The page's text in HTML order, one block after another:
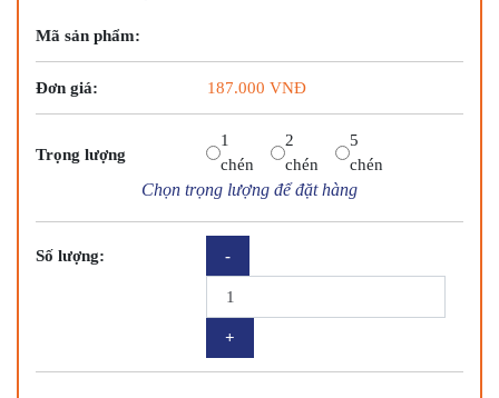
Mã sản phẩm:
Đơn giá: 187.000 VNĐ
Trọng lượng
1
chén
2
chén
5
chén
Chọn trọng lượng để đặt hàng
Số lượng:
HẢI
NAM
THƯỢNG
HẠNG